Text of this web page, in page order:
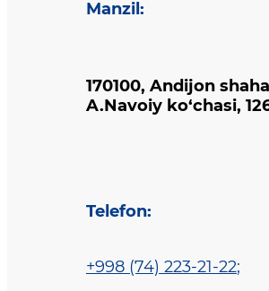
Manzil :
170100, Andijon
A.Navoiy ko‘chasi,
Telefon:
+998 (74) 223-21-22;